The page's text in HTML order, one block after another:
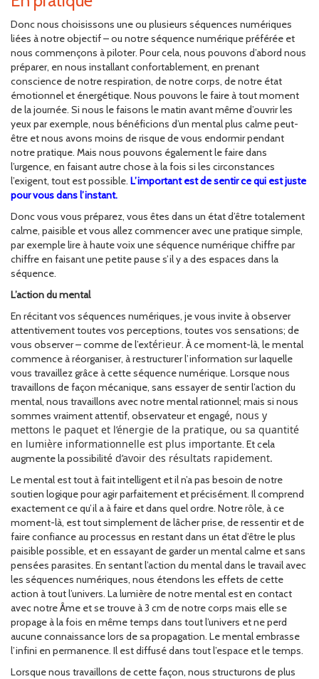
Donc nous choisissons une ou plusieurs séquences numériques
liées à notre objectif – ou notre séquence numérique préférée et
nous commençons à piloter. Pour cela, nous pouvons d’abord nous
préparer, en nous installant confortablement, en prenant
conscience de notre respiration, de notre corps, de notre état
émotionnel et énergétique. Nous pouvons le faire à tout moment
de la journée. Si nous le faisons le matin avant même d’ouvrir les
yeux par exemple, nous bénéficions d’un mental plus calme peut-
être et nous avons moins de risque de vous endormir pendant
notre pratique. Mais nous pouvons également le faire dans
l’urgence, en faisant autre chose à la fois si les circonstances
l’exigent, tout est possible. L’important est de sentir ce qui est juste
pour vous dans l’instant.
Donc vous vous préparez, vous êtes dans un état d’être totalement
calme, paisible et vous allez commencer avec une pratique simple,
par exemple lire à haute voix une séquence numérique chiffre par
chiffre en faisant une petite pause s’il y a des espaces dans la
séquence.
L’action du mental
En récitant vos séquences numériques, je vous invite à observer
attentivement toutes vos perceptions, toutes vos sensations; de
vous observer – comme de l’extérieur. À ce moment-là, le mental
commence à réorganiser, à restructurer l’information sur laquelle
vous travaillez grâce à cette séquence numérique. Lorsque nous
travaillons de façon mécanique, sans essayer de sentir l’action du
mental, nous travaillons avec notre mental rationnel; mais si nous
sommes vraiment attentif, observateur et engagé, nous y
mettons le paquet et l’énergie de la pratique, ou sa quantité
en lumière informationnelle est plus importante. Et cela
augmente la possibilité d’avoir des résultats rapidement.
Le mental est tout à fait intelligent et il n’a pas besoin de notre
soutien logique pour agir parfaitement et précisément. Il comprend
exactement ce qu’il a à faire et dans quel ordre. Notre rôle, à ce
moment-là, est tout simplement de lâcher prise, de ressentir et de
faire confiance au processus en restant dans un état d’être le plus
paisible possible, et en essayant de garder un mental calme et sans
pensées parasites. En sentant l’action du mental dans le travail avec
les séquences numériques, nous étendons les effets de cette
action à tout l’univers. La lumière de notre mental est en contact
avec notre Âme et se trouve à 3 cm de notre corps mais elle se
propage à la fois en même temps dans tout l’univers et ne perd
aucune connaissance lors de sa propagation. Le mental embrasse
l’infini en permanence. Il est diffusé dans tout l’espace et le temps.
Lorsque nous travaillons de cette façon, nous structurons de plus